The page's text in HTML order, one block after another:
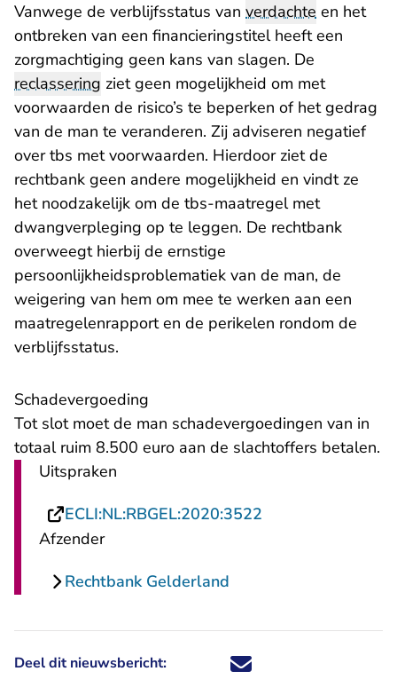
Vanwege de verblijfsstatus van verdachte en het
ontbreken van een financieringstitel heeft een
zorgmachtiging geen kans van slagen. De
reclassering ziet geen mogelijkheid om met
voorwaarden de risico’s te beperken of het gedrag
van de man te veranderen. Zij adviseren negatief
over tbs met voorwaarden. Hierdoor ziet de
rechtbank geen andere mogelijkheid en vindt ze
het noodzakelijk om de tbs-maatregel met
dwangverpleging op te leggen. De rechtbank
overweegt hierbij de ernstige
persoonlijkheidsproblematiek van de man, de
weigering van hem om mee te werken aan een
maatregelenrapport en de perikelen rondom de
verblijfsstatus.
Schadevergoeding
Tot slot moet de man schadevergoedingen van in
totaal ruim 8.500 euro aan de slachtoffers betalen.
Uitspraken
ECLI:NL:RBGEL:2020:3522
Afzender
Rechtbank Gelderland
Deel dit nieuwsbericht: Deel dit nieuwsbericht via X -
Deel dit nieuwsbericht via
Deel dit nieuwsbericht
Deel dit